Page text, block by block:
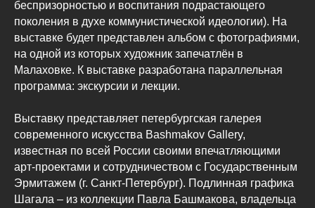
беспризорностью и воспитания подрастающего
поколения в духе коммунистической идеологии). На
выставке будет представлен альбом с фотографиями,
на одной из которых художник запечатлён в
Малаховке. К выставке разработана параллельная
программа: экскурсии и лекции.
Выставку представляет петербургская галерея
современного искусства Bashmakov Gallery,
известная по всей России своими впечатляющими
арт-проектами и сотрудничеством с Государственным
Эрмитажем (г. Санкт-Петербург). Подлинная графика
Шагала – из коллекции Павла Башмакова, владельца